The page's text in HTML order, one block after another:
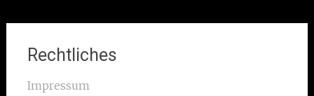
Rechtliches
Impressum